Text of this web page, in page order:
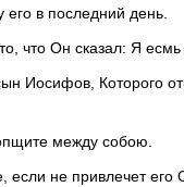
в последний день.
что Он сказал: Я
Иосифов, Которого
между собою.
если не привлечет